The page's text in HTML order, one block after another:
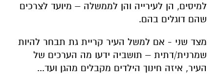
למיסים, הן לעירייה והן לממשלה – מיועד לצרכים
שהם דוגלים בהם.
מצד שני - אם למשל העיר קריית גת תבחר להיות
שמרנית/דתית – תושביה ידעו מה הערכים של
העיר, איזה חינוך הילדים מקבלים מהגן ועד...